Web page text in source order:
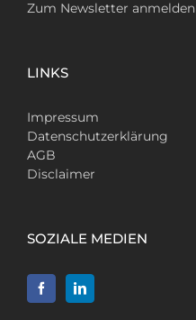
Zum Newsletter anmelden
LINKS
Impressum
Datenschutzerklärung
AGB
Disclaimer
SOZIALE MEDIEN